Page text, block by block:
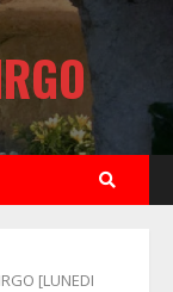
[LUNEDI